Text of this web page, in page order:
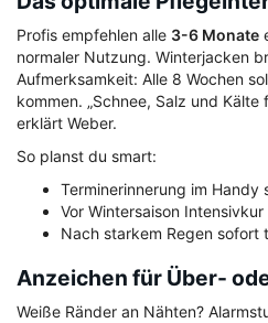
Profis empfehlen alle 3-6 Monate
normaler Nutzung. Winterjacken
Aufmerksamkeit: Alle 8 Wochen
kommen. „Schnee, Salz und
erklärt Weber.
So planst du smart:
Terminerinnerung im Handy
Vor Wintersaison
Nach starkem Regen
Anzeichen für Über-
Weiße Ränder an Nähten?